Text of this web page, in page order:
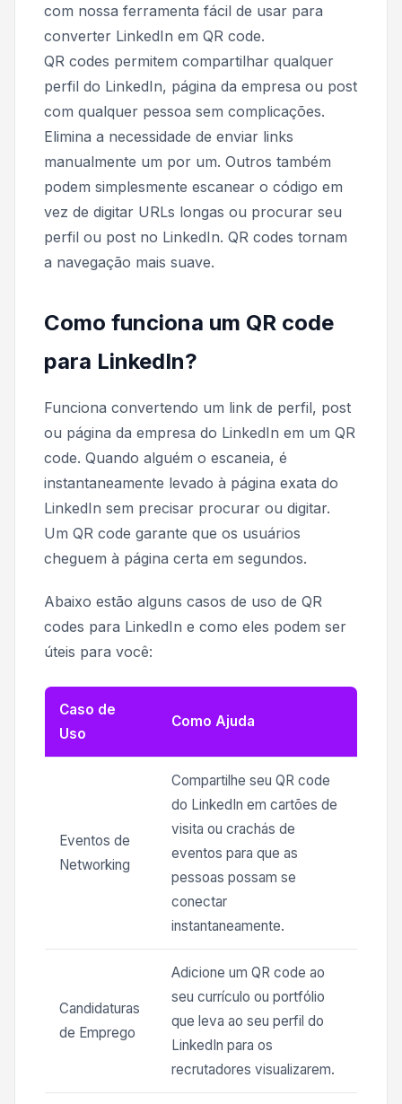
com nossa ferramenta fácil de usar para
converter LinkedIn em QR code.
QR codes permitem compartilhar qualquer
perfil do LinkedIn, página da empresa ou post
com qualquer pessoa sem complicações.
Elimina a necessidade de enviar links
manualmente um por um. Outros também
podem simplesmente escanear o código em
vez de digitar URLs longas ou procurar seu
perfil ou post no LinkedIn. QR codes tornam
a navegação mais suave.
Como funciona um QR code
para LinkedIn?
Funciona convertendo um link de perfil, post
ou página da empresa do LinkedIn em um QR
code. Quando alguém o escaneia, é
instantaneamente levado à página exata do
LinkedIn sem precisar procurar ou digitar.
Um QR code garante que os usuários
cheguem à página certa em segundos.
Abaixo estão alguns casos de uso de QR
codes para LinkedIn e como eles podem ser
úteis para você:
Caso de
Uso
Como Ajuda
Eventos de
Networking
Compartilhe seu QR code
do LinkedIn em cartões de
visita ou crachás de
eventos para que as
pessoas possam se
conectar
instantaneamente.
Candidaturas
de Emprego
Adicione um QR code ao
seu currículo ou portfólio
que leva ao seu perfil do
LinkedIn para os
recrutadores visualizarem.